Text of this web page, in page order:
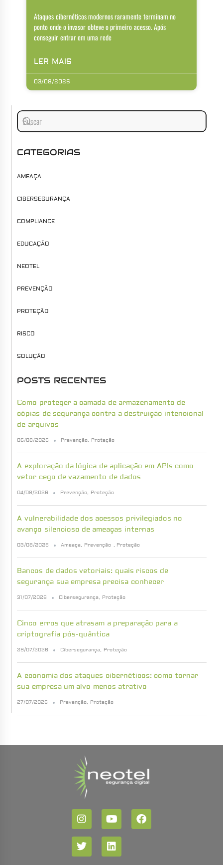
Ataques cibernéticos modernos raramente terminam no
ponto onde o invasor obteve o primeiro acesso. Após
conseguir entrar em uma rede
LER MAIS
03/08/2026
CATEGORIAS
AMEAÇA
CIBERSEGURANÇA
COMPLIANCE
EDUCAÇÃO
NEOTEL
PREVENÇÃO
PROTEÇÃO
RISCO
SOLUÇÃO
POSTS RECENTES
Como proteger a camada de armazenamento de
cópias de segurança contra a destruição intencional
de arquivos
06/08/2026 Prevenção, Proteção
A exploração da lógica de aplicação em APIs como
vetor cego de vazamento de dados
04/08/2026 Prevenção, Proteção
A vulnerabilidade dos acessos privilegiados no
avanço silencioso de ameaças internas
03/08/2026 Ameaça, Prevenção , Proteção
Bancos de dados vetoriais: quais riscos de
segurança sua empresa precisa conhecer
31/07/2026 Cibersegurança, Proteção
Cinco erros que atrasam a preparação para a
criptografia pós-quântica
29/07/2026 Cibersegurança, Proteção
A economia dos ataques cibernéticos: como tornar
sua empresa um alvo menos atrativo
27/07/2026 Prevenção, Proteção